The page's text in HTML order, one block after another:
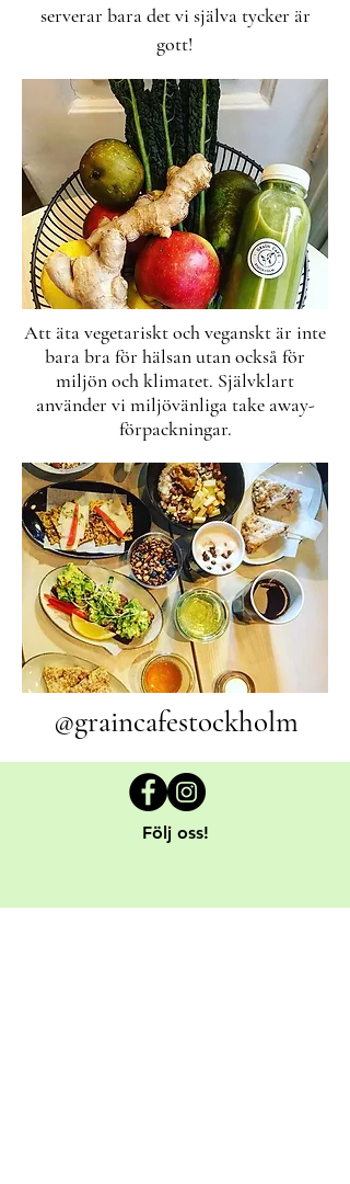
serverar bara det vi själva tycker är
gott!
Att äta vegetariskt och veganskt är inte
bara bra för hälsan utan också för
miljön och klimatet. Självklart
använder vi miljövänliga take away-
förpackningar.
@graincafestockholm
Följ oss!